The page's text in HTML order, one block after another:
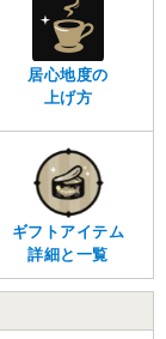
居心地度の
上げ方
ギフトアイテム
詳細と一覧